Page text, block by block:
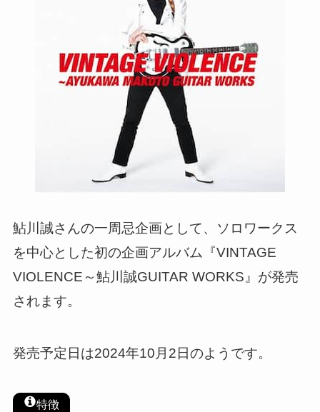
鮎川誠さんの一周忌企画として、ソロワークス
を中心とした初の企画アルバム『VINTAGE
VIOLENCE～鮎川誠GUITAR WORKS』が発売
されます。
発売予定日は2024年10月2日のようです。
特徴